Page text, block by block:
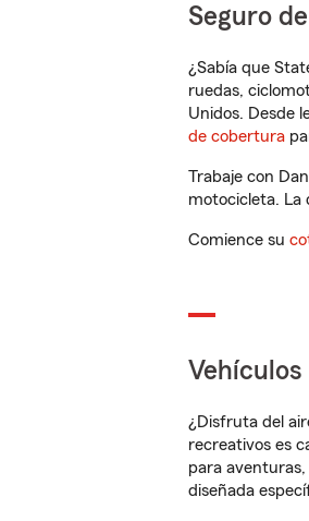
Seguro
¿Sabía que
ruedas,
Unidos. Desde
de cobertura
Trabaje con
motocicleta. La
Comience su
¿Disfruta del
recreativos es
para aventuras,
diseñada